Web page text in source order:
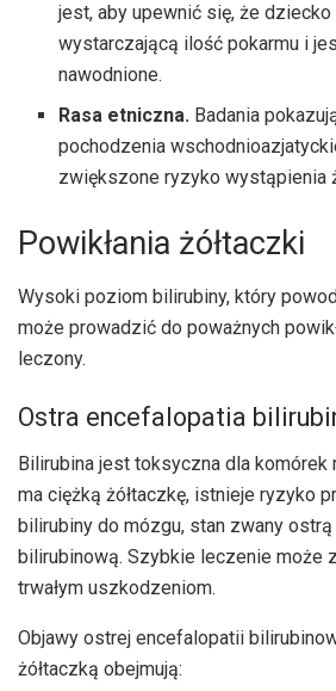
jest, aby upewnić się, że
wystarczającą ilość pokarmu i
nawodnione.
Rasa etniczna. Badania
pochodzenia
zwiększone ryzyko wystąpienia
Powikłania żółtaczki
Wysoki poziom bilirubiny, który
może prowadzić do poważnych
leczony.
Ostra encefalopatia
Bilirubina jest toksyczna dla
ma ciężką żółtaczkę, istnieje ryzyko
bilirubiny do mózgu, stan zwany
bilirubinową. Szybkie leczenie może
trwałym uszkodzeniom.
Objawy ostrej encefalopatii
żółtaczką obejmują: